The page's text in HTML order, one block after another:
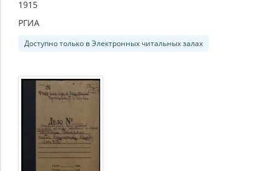
1915
РГИА
Доступно только в Электронных читальных залах